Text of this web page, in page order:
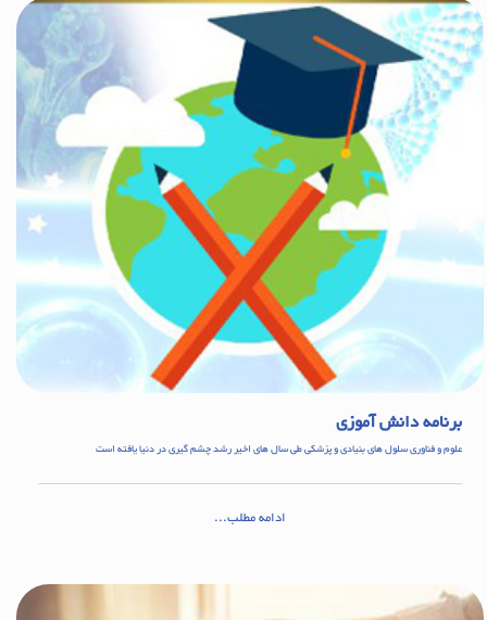
برنامه دانش آموزی
علوم و فناوری سلول های بنیادی و پزشکی طی سال های اخیر رشد چشم گیری در دنیا یافته است
ادامه مطلب...